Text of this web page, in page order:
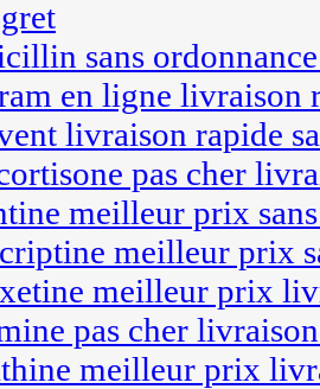
sans
en ligne livraison
livraison rapide
pas cher
meilleur prix
meilleur prix
meilleur prix
pas cher
meilleur prix